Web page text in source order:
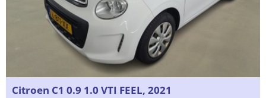
Citroen C1 0.9 1.0 VTI FEEL, 2021